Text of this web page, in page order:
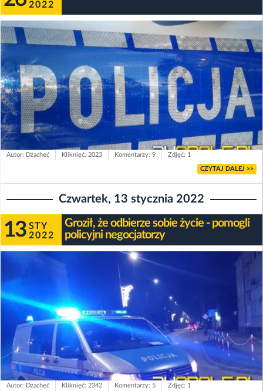
2022
Autor: Dżacheć Kliknięć: 2023 Komentarzy: 9 Zdjęć: 1
CZYTAJ DALEJ >>
Czwartek, 13 stycznia 2022
13 STY
2022
Groził, że odbierze sobie życie - pomogli
policyjni negocjatorzy
Autor: Dżacheć Kliknięć: 2342 Komentarzy: 5 Zdjęć: 1